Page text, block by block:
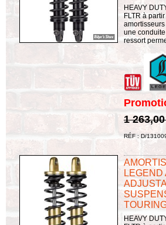
HEAVY
FLTR à
une
ressort
1
RÉF : D/
LEGEND
HEAVY